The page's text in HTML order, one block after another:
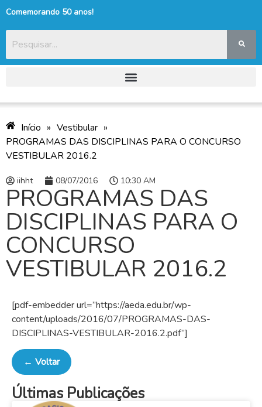
Comemorando 50 anos!
Início » Vestibular »
PROGRAMAS DAS DISCIPLINAS PARA O CONCURSO
VESTIBULAR 2016.2
iihht 08/07/2016 10:30 AM
PROGRAMAS DAS
DISCIPLINAS PARA O
CONCURSO
VESTIBULAR 2016.2
[pdf-embedder url=”https://aeda.edu.br/wp-
content/uploads/2016/07/PROGRAMAS-DAS-
DISCIPLINAS-VESTIBULAR-2016.2.pdf”]
← Voltar
Últimas Publicações